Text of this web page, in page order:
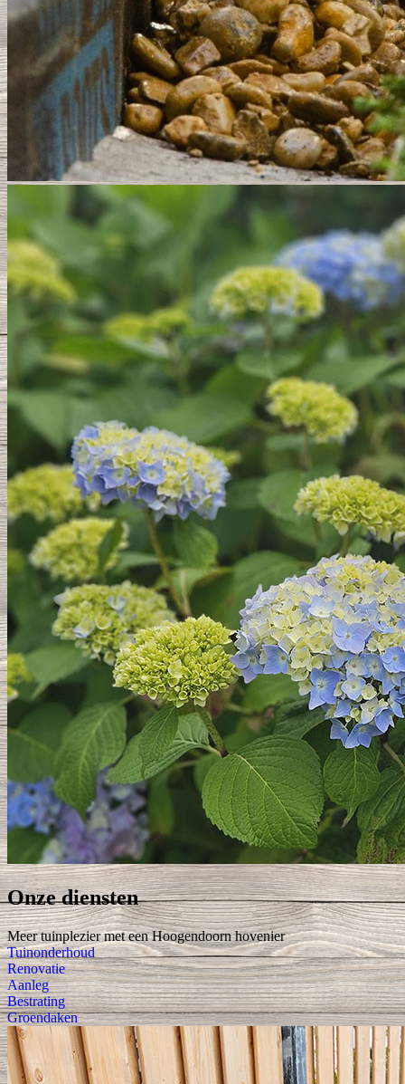
Onze diensten
Meer tuinplezier met een Hoogendoorn hovenier
Tuinonderhoud
Renovatie
Aanleg
Bestrating
Groendaken